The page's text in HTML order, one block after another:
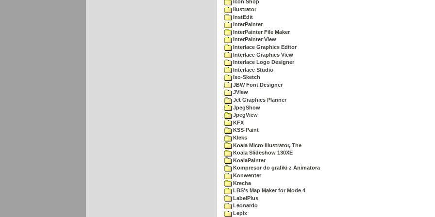
Icon Shop
Ilustrator
InstEdit
InterPainter
InterPainter File Maker
InterPainter View
Interlace Graphics Editor
Interlace Graphics View
Interlace Logo Designer
Interlace Studio
Iso-Sketch
JBW Font Designer
JView
Jet Graphics Planner
JpegShow
JpegView
KFX
KSS-Paint
Kleks
Koala Micro Illustrator, The
Koala Slideshow 130XE
KoalaPainter
Kompresor do grafiki z Animatora
Konwenter
Krecha
LBS's Map Maker for Mode 4
LabelPlus
Leonardo
Lepix